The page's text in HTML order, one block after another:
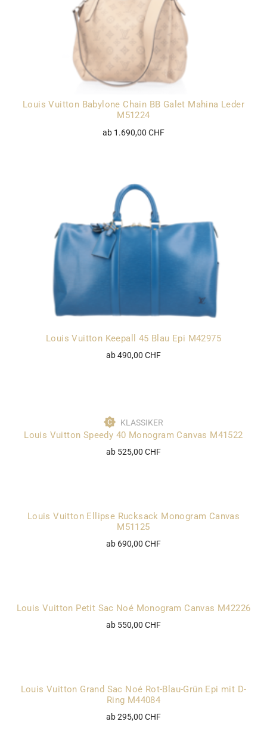
Louis Vuitton Babylone Chain BB Galet Mahina Leder
M51224
ab 1.690,00 CHF
Louis Vuitton Keepall 45 Blau Epi M42975
ab 490,00 CHF
KLASSIKER
Louis Vuitton Speedy 40 Monogram Canvas M41522
ab 525,00 CHF
Louis Vuitton Ellipse Rucksack Monogram Canvas
M51125
ab 690,00 CHF
Louis Vuitton Petit Sac Noé Monogram Canvas M42226
ab 550,00 CHF
Louis Vuitton Grand Sac Noé Rot-Blau-Grün Epi mit D-
Ring M44084
ab 295,00 CHF